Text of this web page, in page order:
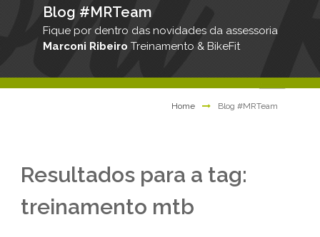
Blog #MRTeam
Fique por dentro das novidades da assessoria
Marconi RibeiroTreinamento & BikeFit
Home Blog #MRTeam
Resultados para a tag:
treinamento mtb